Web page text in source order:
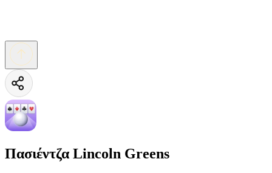
Πασιέντζα Lincoln Greens